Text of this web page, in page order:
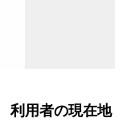
利用者の現在地